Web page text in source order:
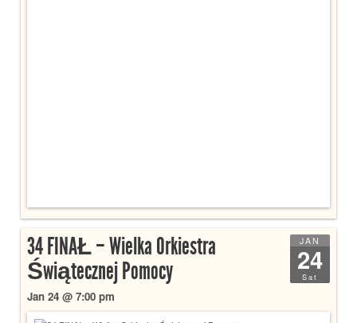
JAN
24
Sat
34 FINAŁ – Wielka Orkiestra
Świątecznej Pomocy
Jan 24 @ 7:00 pm